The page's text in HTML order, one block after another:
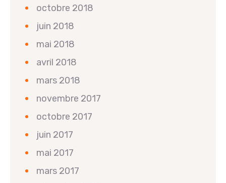
octobre 2018
juin 2018
mai 2018
avril 2018
mars 2018
novembre 2017
octobre 2017
juin 2017
mai 2017
mars 2017